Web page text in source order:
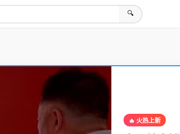
🔍
🔥 火热上新